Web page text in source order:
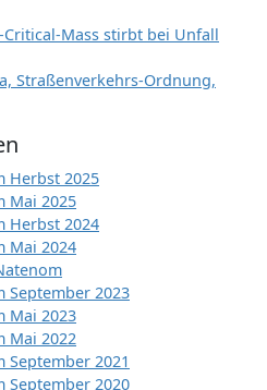
Mass stirbt bei Unfall
Straßenverkehrs-Ordnung,
Herbst 2025
Mai 2025
Herbst 2024
Mai 2024
September 2023
Mai 2023
Mai 2022
September 2021
September 2020